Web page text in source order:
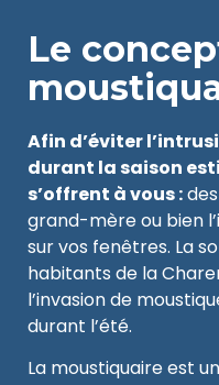
Le
Afin d’éviter
durant la saison
s’offrent à vous :
grand-mère ou bien
sur vos fenêtres. La
habitants de la
l’invasion de
durant l’été.
La moustiquaire est